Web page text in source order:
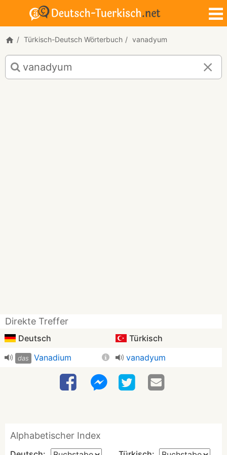
Türkisch-Deutsch Wörterbuch vanadyum
Türkisch-
Deutsch
Übersetzung
Direkte Treffer
Deutsch Türkisch
das Vanadium vanadyum
Alphabetischer Index